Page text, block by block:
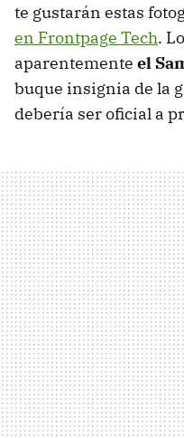
te gustarán estas
en Frontpage Tech.
aparentemente el
buque insignia de la
debería ser oficial a